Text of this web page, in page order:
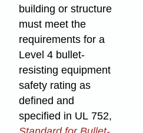
building or structure
must meet the
requirements for a
Level 4 bullet-
resisting equipment
safety rating as
defined and
specified in UL 752,